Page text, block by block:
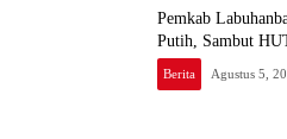
Pemkab
Putih, Sambut
Berita Agustus 5,